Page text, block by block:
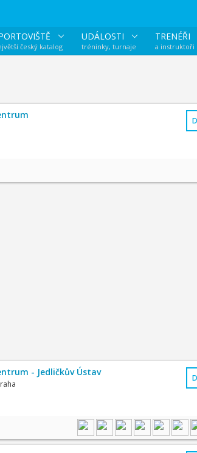
český katalog
UDÁLOSTI
tréninky, turnaje
TRENÉŘI
a instruktoři
- Jedličkův Ústav